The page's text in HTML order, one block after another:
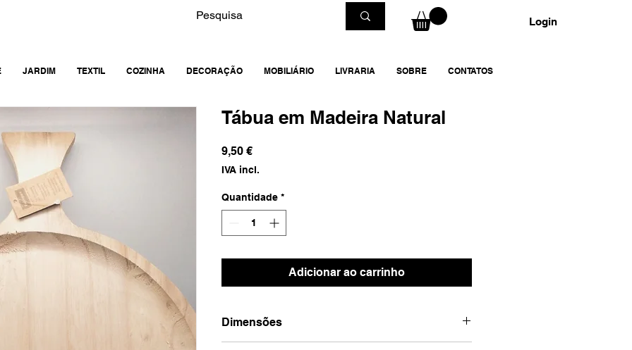
JARDIM TEXTIL COZINHA DECORAÇÃO MOBILIÁRIO LIVRARIA SOBRE CONTATOS
Login
Tábua em Madeira Natural
9,50 €Preço
IVA incl.
Quantidade *
Adicionar ao carrinho
Dimensões